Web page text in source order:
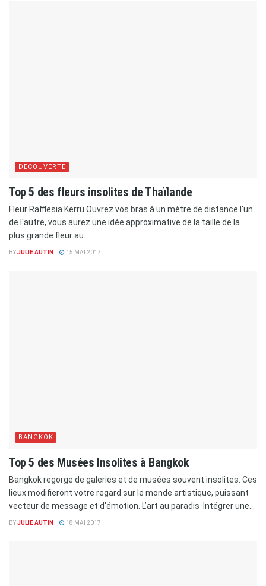
DÉCOUVERTE
Top 5 des fleurs insolites de Thaïlande
Fleur Rafflesia Kerru Ouvrez vos bras à un mètre de distance l'un
de l'autre, vous aurez une idée approximative de la taille de la
plus grande fleur au...
BYJULIE AUTIN 15 MAI 2017
BANGKOK
Top 5 des Musées Insolites à Bangkok
Bangkok regorge de galeries et de musées souvent insolites. Ces
lieux modifieront votre regard sur le monde artistique, puissant
vecteur de message et d'émotion. L’art au paradis Intégrer une...
BYJULIE AUTIN 18 MAI 2017